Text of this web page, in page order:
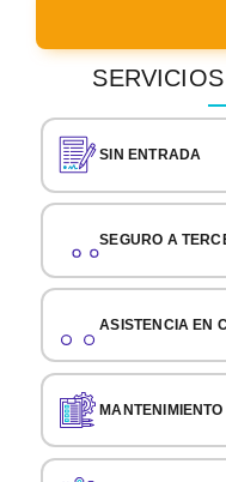
SIN ENTRADA
SEGURO A
ASISTENCIA EN